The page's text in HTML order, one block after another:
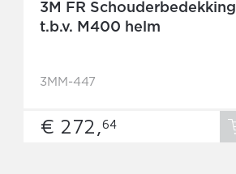
3M FR Schouderbedekking
t.b.v. M400 helm
3MM-447
€ 272,64